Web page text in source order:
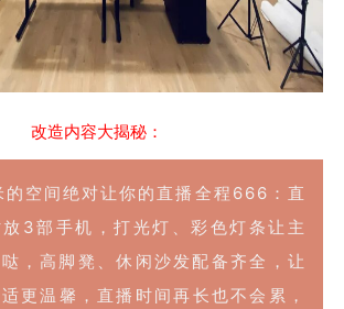
改造内容大揭秘：
空间绝对让你的直播全程666：直
3部手机，打光灯、彩色灯条让主
，高脚凳、休闲沙发配备齐全，让
更温馨，直播时间再长也不会累，